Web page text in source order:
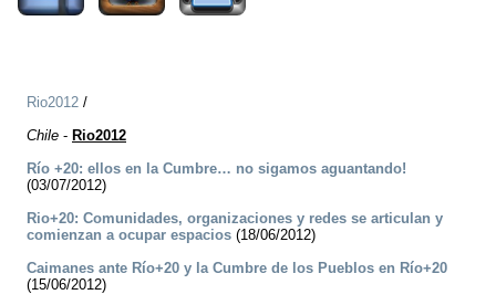
Rio2012 /
Chile - Rio2012
Río +20: ellos en la Cumbre… no sigamos aguantando!
(03/07/2012)
Rio+20: Comunidades, organizaciones y redes se articulan y
comienzan a ocupar espacios (18/06/2012)
Caimanes ante Río+20 y la Cumbre de los Pueblos en Río+20
(15/06/2012)